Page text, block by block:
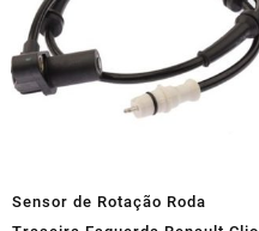
Sensor de Rotação Roda